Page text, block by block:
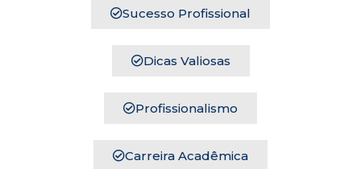
Sucesso Profissional
Dicas Valiosas
Profissionalismo
Carreira Acadêmica